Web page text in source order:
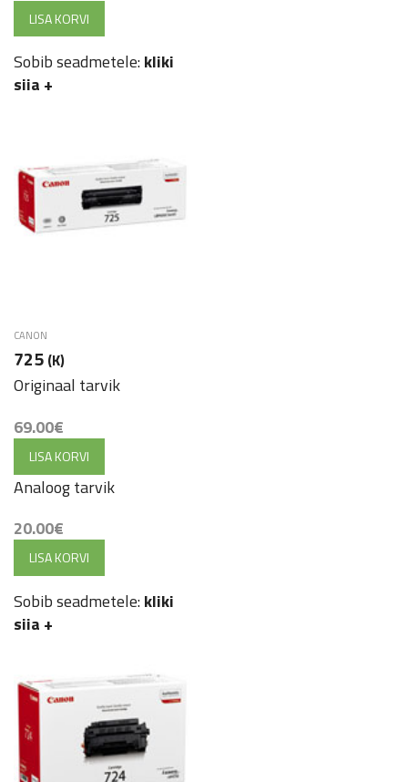
LISA KORVI
Sobib seadmetele:kliki
siia +
CANON
725 (K)
Originaal tarvik
69.00€
LISA KORVI
Analoog tarvik
20.00€
LISA KORVI
Sobib seadmetele:kliki
siia +